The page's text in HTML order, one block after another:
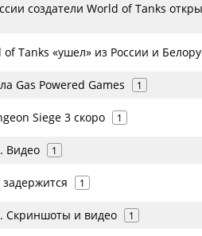
создатели World of Tanks
of Tanks «ушел» из России и
Gas Powered Games 1
Siege 3 скоро 1
Видео 1
1
Скриншоты и видео 1